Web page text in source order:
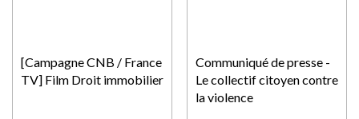
[Campagne CNB / France
TV] Film Droit immobilier
Communiqué de presse -
Le collectif citoyen contre
la violence